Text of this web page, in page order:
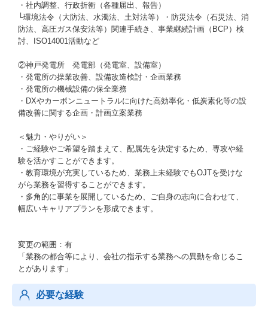
・社内調整、行政折衝（各種届出、報告）
└環境法令（大防法、水濁法、土対法等）・防災法令（石災法、消
防法、高圧ガス保安法等）関連手続き、事業継続計画（BCP）検
討、ISO14001活動など
②神戸発電所 発電部（発電室、設備室）
・発電所の操業改善、設備改造検討・企画業務
・発電所の機械設備の保全業務
・DXやカーボンニュートラルに向けた高効率化・低炭素化等の設
備改善に関する企画・計画立案業務
＜魅力・やりがい＞
・ご経験やご希望を踏まえて、配属先を決定するため、専攻や経
験を活かすことができます。
・教育環境が充実しているため、業務上未経験でもOJTを受けな
がら業務を習得することができます。
・多角的に事業を展開しているため、ご自身の志向に合わせて、
幅広いキャリアプランを形成できます。
変更の範囲：有
「業務の都合等により、会社の指示する業務への異動を命じるこ
とがあります」
必要な経験